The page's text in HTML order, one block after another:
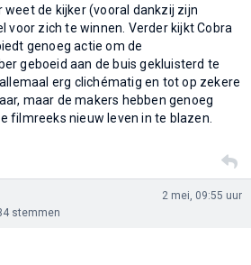
weet de kijker (vooral dankzij zijn
voor zich te winnen. Verder kijkt Cobra
genoeg actie om de
geboeid aan de buis gekluisterd te
erg clichématig en tot op zekere
maar de makers hebben genoeg
filmreeks nieuw leven in te blazen.
stemmen
2 mei, 09:55 uur